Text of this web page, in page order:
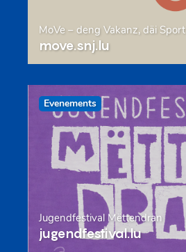
MoVe – deng Vakanz, däi Sport
move.snj.lu
Evenements
Jugendfestival Mëttendran
jugendfestival.lu